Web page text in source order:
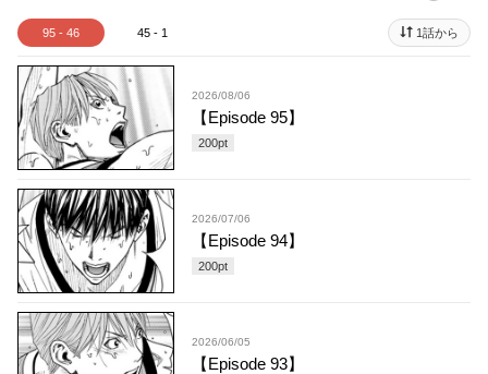
95 - 46 45 - 1 1話から
2026/08/06
【Episode 95】
200pt
2026/07/06
【Episode 94】
200pt
2026/06/05
【Episode 93】